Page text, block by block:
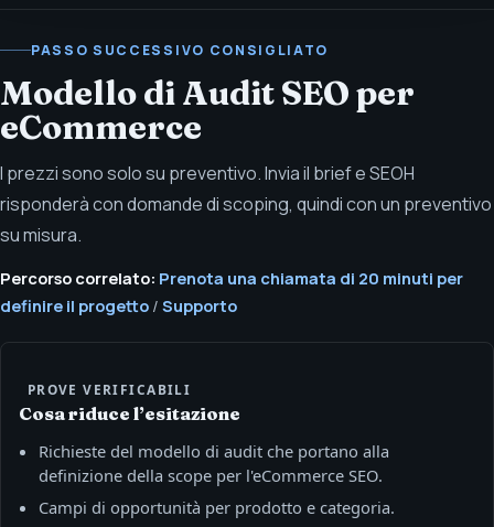
PASSO SUCCESSIVO CONSIGLIATO
Modello di Audit SEO per
eCommerce
I prezzi sono solo su preventivo. Invia il brief e SEOH
risponderà con domande di scoping, quindi con un preventivo
su misura.
Percorso correlato: Prenota una chiamata di 20 minuti per
definire il progetto / Supporto
PROVE VERIFICABILI
Cosa riduce l’esitazione
Richieste del modello di audit che portano alla
definizione della scope per l'eCommerce SEO.
Campi di opportunità per prodotto e categoria.